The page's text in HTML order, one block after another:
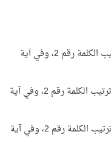
ورد اسم اللَّه لأوّل مرّة في المصحف في ترتيب الكلمة رقم 2، وفي آية
ورد اسم اللَّه للمرّة الثانية في المصحف في ترتيب الكلمة رقم 2، وفي آية
ورد اسم اللَّه للمرّة الثالثة في المصحف في ترتيب الكلمة رقم 2، وفي آية